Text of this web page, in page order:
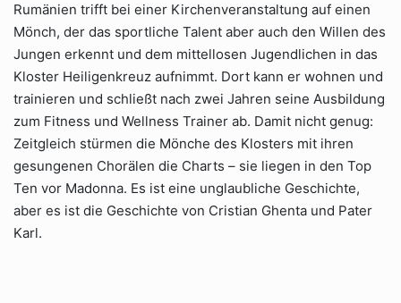
Rumänien trifft bei einer Kirchenveranstaltung auf einen
Mönch, der das sportliche Talent aber auch den Willen des
Jungen erkennt und dem mittellosen Jugendlichen in das
Kloster Heiligenkreuz aufnimmt. Dort kann er wohnen und
trainieren und schließt nach zwei Jahren seine Ausbildung
zum Fitness und Wellness Trainer ab. Damit nicht genug:
Zeitgleich stürmen die Mönche des Klosters mit ihren
gesungenen Chorälen die Charts – sie liegen in den Top
Ten vor Madonna. Es ist eine unglaubliche Geschichte,
aber es ist die Geschichte von Cristian Ghenta und Pater
Karl.